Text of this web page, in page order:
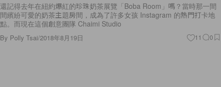
還記得去年在紐約爆紅的珍珠奶茶展覽「Boba Room」嗎？當時那一間
間繽紛可愛的奶茶主題房間，成為了許多女孩 Instagram 的熱門打卡地
點。而現在這個創意團隊 Chaimi Studio
By Polly Tsai/2018年8月19日 11 0